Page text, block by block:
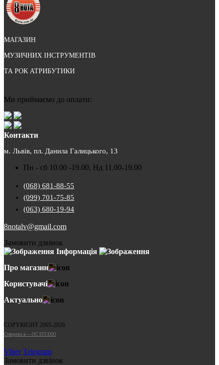
МАГАЗИН
МУЗИЧНИХ ІНСТРУМЕНТІВ
ТА РОК АТРИБУТИКИ
Ми приймаємо до оплати:
Контакти
м. Львів, пл. Данила Галицького, 13
Пн - сб 10.00 -19.00, Нд 11.00-19.00
(068) 681-88-55
(099) 701-75-85
(063) 680-19-94
8notalv@gmail.com
Замовити дзвінок
Інформація
Про магазин
Користувачі
Актуально
COPYRIGHT 2005-2026
Cтворено в — OC STUDIO
Viber Telegram
Замовити дзвінок